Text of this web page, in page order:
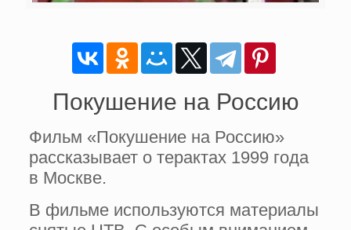
Покушение на Россию
Фильм «Покушение на Россию»
рассказывает о терактах 1999 года
в Москве.
В фильме используются материалы